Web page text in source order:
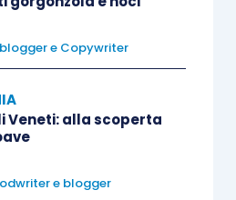
in termini di sicurezza
il sottovuotoaiuta la
alimentare
sempre meno famiglie
persone single.
e Copywriter
Veneti: alla scoperta
e blogger